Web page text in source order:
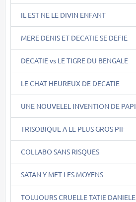
IL EST NE LE DIVIN ENFANT
MERE DENIS ET DECATIE SE DEFIE
DECATIE vs LE TIGRE DU BENGALE
LE CHAT HEUREUX DE DECATIE
UNE NOUVELEL INVENTION DE PAPI
TRISOBIQUE A LE PLUS GROS PIF
COLLABO SANS RISQUES
SATAN Y MET LES MOYENS
TOUJOURS CRUELLE TATIE DANIELE